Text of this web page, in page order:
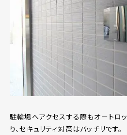
駐輪場へアクセスする際もオートロ
り、セキュリティ対策はバッチリです。